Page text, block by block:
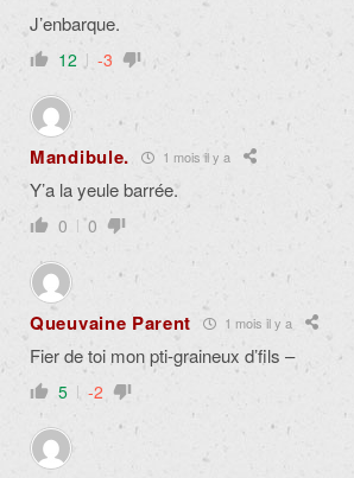
J’enbarque.
12 -3
Mandibule. 1 mois il y a
Y’a la yeule barrée.
0 0
Queuvaine Parent 1 mois il y a
Fier de toi mon pti-graineux d’fils –
5 -2